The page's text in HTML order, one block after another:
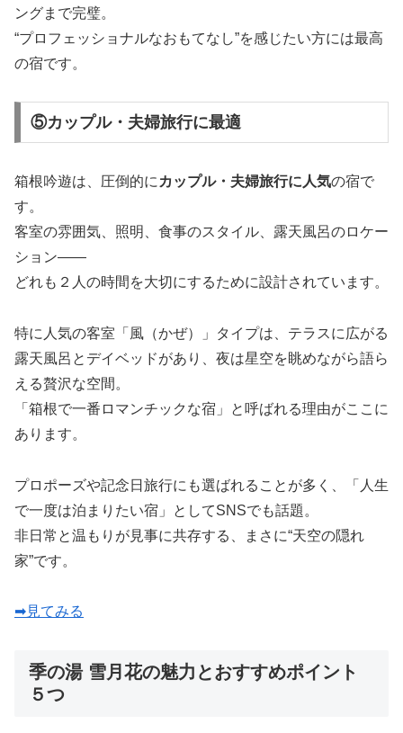
ングまで完璧。
“プロフェッショナルなおもてなし”を感じたい方には最高
の宿です。
⑤カップル・夫婦旅行に最適
箱根吟遊は、圧倒的に カップル・夫婦旅行に人気の宿で
す。
客室の雰囲気、照明、食事のスタイル、露天風呂のロケー
ション――
どれも２人の時間を大切にするために設計されています。
特に人気の客室「風（かぜ）」タイプは、テラスに広がる
露天風呂とデイベッドがあり、夜は星空を眺めながら語ら
える贅沢な空間。
「箱根で一番ロマンチックな宿」と呼ばれる理由がここに
あります。
プロポーズや記念日旅行にも選ばれることが多く、「人生
で一度は泊まりたい宿」としてSNSでも話題。
非日常と温もりが見事に共存する、まさに“天空の隠れ
家”です。
➡見てみる
季の湯 雪月花の魅力とおすすめポイント
５つ